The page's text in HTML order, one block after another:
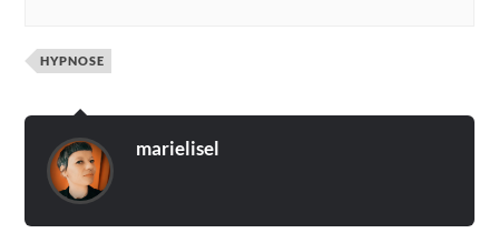
HYPNOSE
marielisel